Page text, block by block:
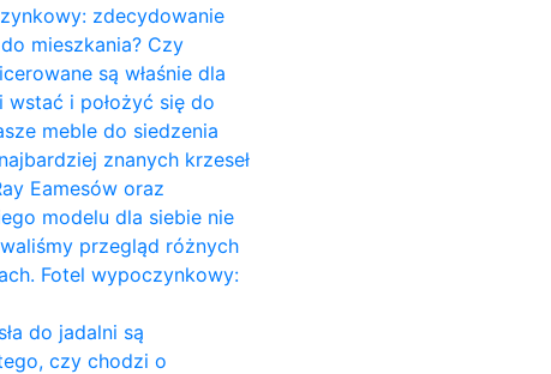
zdecydowanie
mieszkania? Czy
są właśnie dla
i położyć się do
meble do siedzenia
znanych krzeseł
Eamesów oraz
modelu dla siebie nie
przegląd różnych
Fotel wypoczynkowy:
do jadalni są
czy chodzi o